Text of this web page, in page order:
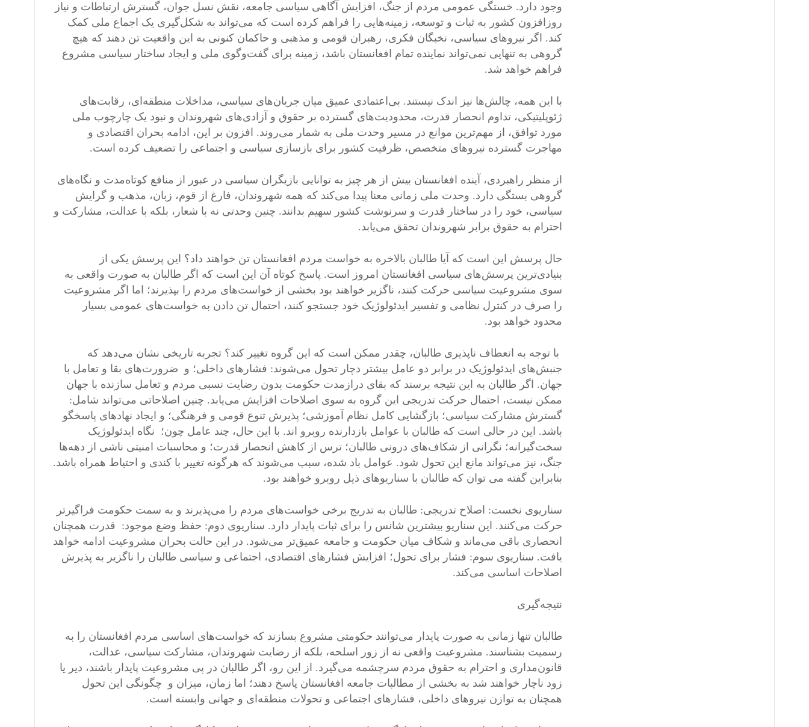
وجود دارد. خستگی عمومی مردم از جنگ، افزایش آگاهی سیاسی جامعه، نقش نسل جوان، گسترش ارتباطات و نیاز
روزافزون کشور به ثبات و توسعه، زمینه‌هایی را فراهم کرده است که می‌تواند به شکل‌گیری یک اجماع ملی کمک
کند. اگر نیروهای سیاسی، نخبگان فکری، رهبران قومی و مذهبی و حاکمان کنونی به این واقعیت تن دهند که هیچ
گروهی به تنهایی نمی‌تواند نماینده تمام افغانستان باشد، زمینه برای گفت‌وگوی ملی و ایجاد ساختار سیاسی مشروع
فراهم خواهد شد.
با این همه، چالش‌ها نیز اندک نیستند. بی‌اعتمادی عمیق میان جریان‌های سیاسی، مداخلات منطقه‌ای، رقابت‌های
ژئوپلیتیکی، تداوم انحصار قدرت، محدودیت‌های گسترده بر حقوق و آزادی‌های شهروندان و نبود یک چارچوب ملی
مورد توافق، از مهم‌ترین موانع در مسیر وحدت ملی به شمار می‌روند. افزون بر این، ادامه بحران اقتصادی و
مهاجرت گسترده نیروهای متخصص، ظرفیت کشور برای بازسازی سیاسی و اجتماعی را تضعیف کرده است.
از منظر راهبردی، آینده افغانستان بیش از هر چیز به توانایی بازیگران سیاسی در عبور از منافع کوتاه‌مدت و نگاه‌های
گروهی بستگی دارد. وحدت ملی زمانی معنا پیدا می‌کند که همه شهروندان، فارغ از قوم، زبان، مذهب و گرایش
سیاسی، خود را در ساختار قدرت و سرنوشت کشور سهیم بدانند. چنین وحدتی نه با شعار، بلکه با عدالت، مشارکت و
احترام به حقوق برابر شهروندان تحقق می‌یابد.
حال پرسش این است که آیا طالبان بالاخره به خواست مردم افغانستان تن خواهند داد؟ این پرسش یکی از
بنیادی‌ترین پرسش‌های سیاسی افغانستان امروز است. پاسخ کوتاه آن این است که اگر طالبان به صورت واقعی به
سوی مشروعیت سیاسی حرکت کنند، ناگزیر خواهند بود بخشی از خواست‌های مردم را بپذیرند؛ اما اگر مشروعیت
را صرف در کنترل نظامی و تفسیر ایدئولوژیک خود جستجو کنند، احتمال تن دادن به خواست‌های عمومی بسیار
محدود خواهد بود.
با توجه به انعطاف ناپذیری طالبان، چقدر ممکن است که این گروه تغییر کند؟ تجربه تاریخی نشان می‌دهد که
جنبش‌های ایدئولوژیک در برابر دو عامل بیشتر دچار تحول می‌شوند: فشارهای داخلی؛ و ضرورت‌های بقا و تعامل با
جهان. اگر طالبان به این نتیجه برسند که بقای درازمدت حکومت بدون رضایت نسبی مردم و تعامل سازنده با جهان
ممکن نیست، احتمال حرکت تدریجی این گروه به سوی اصلاحات افزایش می‌یابد. چنین اصلاحاتی می‌تواند شامل:
گسترش مشارکت سیاسی؛ بازگشایی کامل نظام آموزشی؛ پذیرش تنوع قومی و فرهنگی؛ و ایجاد نهادهای پاسخگو
باشد. این در حالی است که طالبان با عوامل بازدارنده روبرو اند. با این حال، چند عامل چون؛ نگاه ایدئولوژیک
سخت‌گیرانه؛ نگرانی از شکاف‌های درونی طالبان؛ ترس از کاهش انحصار قدرت؛ و محاسبات امنیتی ناشی از دهه‌ها
جنگ، نیز می‌تواند مانع این تحول شود. عوامل باد شده، سبب می‌شوند که هرگونه تغییر با کندی و احتیاط همراه باشد.
بنابراین گفته می توان که طالبان با سناریوهای ذیل روبرو خواهند بود.
سناریوی نخست: اصلاح تدریجی: طالبان به تدریج برخی خواست‌های مردم را می‌پذیرند و به سمت حکومت فراگیرتر
حرکت می‌کنند. این سناریو بیشترین شانس را برای ثبات پایدار دارد. سناریوی دوم: حفظ وضع موجود: قدرت همچنان
انحصاری باقی می‌ماند و شکاف میان حکومت و جامعه عمیق‌تر می‌شود. در این حالت بحران مشروعیت ادامه خواهد
یافت. سناریوی سوم: فشار برای تحول؛ افزایش فشارهای اقتصادی، اجتماعی و سیاسی طالبان را ناگزیر به پذیرش
اصلاحات اساسی می‌کند.
نتیجه‌گیری
طالبان تنها زمانی به صورت پایدار می‌توانند حکومتی مشروع بسازند که خواست‌های اساسی مردم افغانستان را به
رسمیت بشناسند. مشروعیت واقعی نه از زور اسلحه، بلکه از رضایت شهروندان، مشارکت سیاسی، عدالت،
قانون‌مداری و احترام به حقوق مردم سرچشمه می‌گیرد. از این رو، اگر طالبان در پی مشروعیت پایدار باشند، دیر یا
زود ناچار خواهند شد به بخشی از مطالبات جامعه افغانستان پاسخ دهند؛ اما زمان، میزان و چگونگی این تحول
همچنان به توازن نیروهای داخلی، فشارهای اجتماعی و تحولات منطقه‌ای و جهانی وابسته است.